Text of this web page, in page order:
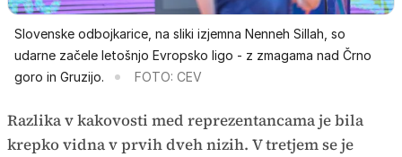
Slovenske odbojkarice, na sliki izjemna Nenneh Sillah, so
udarne začele letošnjo Evropsko ligo - z zmagama nad Črno
goro in Gruzijo.
FOTO: CEV
Razlika v kakovosti med reprezentancama je bila
krepko vidna v prvih dveh nizih. V tretjem se je